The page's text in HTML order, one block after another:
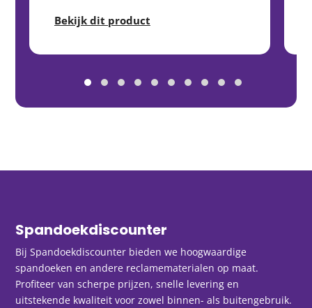
Bekijk dit product
Spandoekdiscounter
Bij Spandoekdiscounter bieden we hoogwaardige
spandoeken en andere reclamematerialen op maat.
Profiteer van scherpe prijzen, snelle levering en
uitstekende kwaliteit voor zowel binnen- als buitengebruik.